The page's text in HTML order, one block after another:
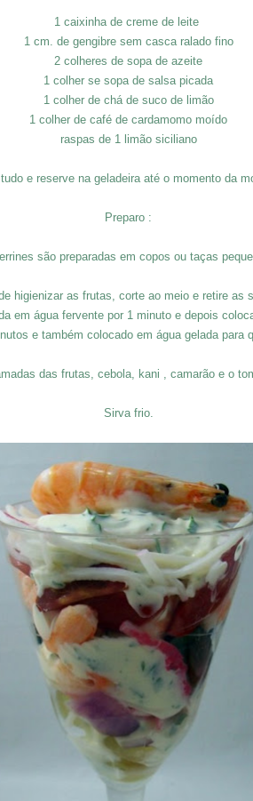
1 caixinha de creme de leite
1 cm. de gengibre sem casca ralado fino
2 colheres de sopa de azeite
1 colher se sopa de salsa picada
1 colher de chá de suco de limão
1 colher de café de cardamomo moído
raspas de 1 limão siciliano
e reserve na geladeira até o momento da
Preparo :
são preparadas em copos ou taças
higienizar as frutas, corte ao meio e retire as
em água fervente por 1 minuto e depois
e também colocado em água gelada para
das frutas, cebola, kani , camarão e o
Sirva frio.